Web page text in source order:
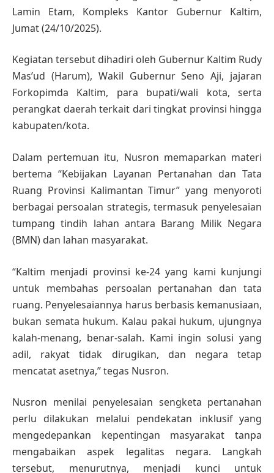
Lamin Etam, Kompleks Kantor Gubernur Kaltim,
Jumat (24/10/2025).
Kegiatan tersebut dihadiri oleh Gubernur Kaltim Rudy
Mas’ud (Harum), Wakil Gubernur Seno Aji, jajaran
Forkopimda Kaltim, para bupati/wali kota, serta
perangkat daerah terkait dari tingkat provinsi hingga
kabupaten/kota.
Dalam pertemuan itu, Nusron memaparkan materi
bertema “Kebijakan Layanan Pertanahan dan Tata
Ruang Provinsi Kalimantan Timur” yang menyoroti
berbagai persoalan strategis, termasuk penyelesaian
tumpang tindih lahan antara Barang Milik Negara
(BMN) dan lahan masyarakat.
“Kaltim menjadi provinsi ke-24 yang kami kunjungi
untuk membahas persoalan pertanahan dan tata
ruang. Penyelesaiannya harus berbasis kemanusiaan,
bukan semata hukum. Kalau pakai hukum, ujungnya
kalah-menang, benar-salah. Kami ingin solusi yang
adil, rakyat tidak dirugikan, dan negara tetap
mencatat asetnya,” tegas Nusron.
Nusron menilai penyelesaian sengketa pertanahan
perlu dilakukan melalui pendekatan inklusif yang
mengedepankan kepentingan masyarakat tanpa
mengabaikan aspek legalitas negara. Langkah
tersebut, menurutnya, menjadi kunci untuk